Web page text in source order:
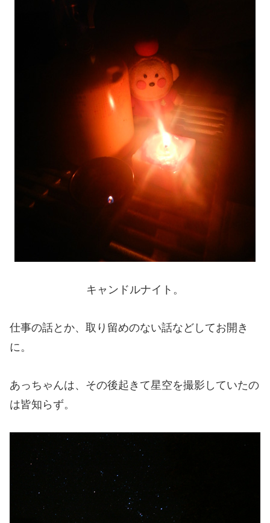
キャンドルナイト。
仕事の話とか、取り留めのない話などしてお開き
に。
あっちゃんは、その後起きて星空を撮影していたの
は皆知らず。